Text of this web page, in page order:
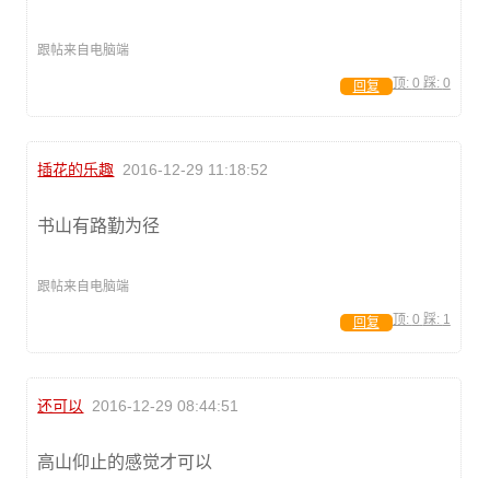
跟帖来自电脑端
顶: 0 踩: 0
回复
插花的乐趣 2016-12-29 11:18:52
书山有路勤为径
跟帖来自电脑端
顶: 0 踩: 1
回复
还可以 2016-12-29 08:44:51
高山仰止的感觉才可以